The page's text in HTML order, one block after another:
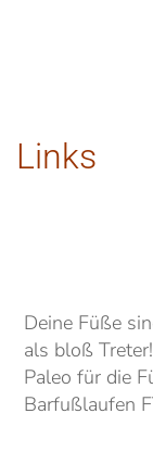
Links
Deine Füße
als bloß Treter!
Paleo für die
Barfußlaufen